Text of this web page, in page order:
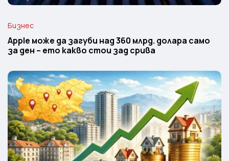
Бизнес
Apple може да загуби над 360 млрд. долара само
за ден – ето какво стои зад срива